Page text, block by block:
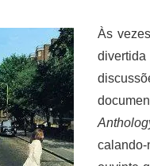
Às
calando-